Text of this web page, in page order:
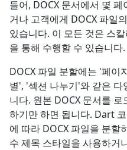
들어, DOCX 문서에서 몇
거나 고객에게 DOCX 파일
있습니다. 이 모든 것은 스
을 통해 수행할 수 있습니다.
DOCX 파일 분할에는 '페이
별', '섹션 나누기'와 같은 다
니다. 원본 DOCX 문서를
하기만 하면 됩니다. Dart
에 따라 DOCX 파일을 분할
수 제목 스타일을 사용하거